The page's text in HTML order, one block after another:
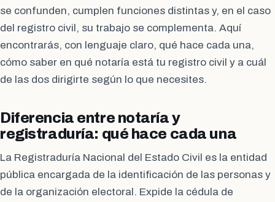
se confunden, cumplen funciones distintas y, en el caso
del registro civil, su trabajo se complementa. Aquí
encontrarás, con lenguaje claro, qué hace cada una,
cómo saber en qué notaría está tu registro civil y a cuál
de las dos dirigirte según lo que necesites.
Diferencia entre notaría y
registraduría: qué hace cada una
La Registraduría Nacional del Estado Civil es la entidad
pública encargada de la identificación de las personas y
de la organización electoral. Expide la cédula de